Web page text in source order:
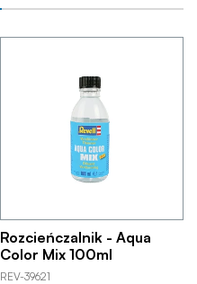
Rozcieńczalnik - Aqua
Color Mix 100ml
REV-39621